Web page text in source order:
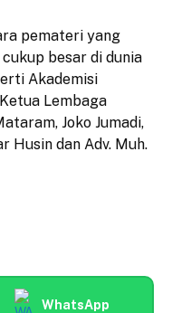
pemateri yang
besar di dunia
Akademisi
Lembaga
Joko Jumadi,
Husin dan Adv. Muh.
WhatsApp